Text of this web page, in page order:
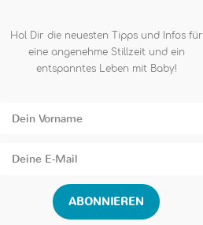
Hol Dir die neuesten Tipps und Infos für
eine angenehme Stillzeit und ein
entspanntes Leben mit Baby!
ABONNIEREN